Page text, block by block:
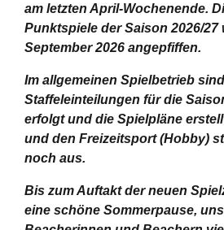
am letzten April-Wochenende.
Punktspiele der Saison 2026/27
September 2026 angepfiffen.
Im allgemeinen Spielbetrieb
Staffeleinteilungen für die
erfolgt und die Spielpläne
und den Freizeitsport (Hobby)
noch aus.
Bis zum Auftakt der neuen
eine schöne Sommerpause,